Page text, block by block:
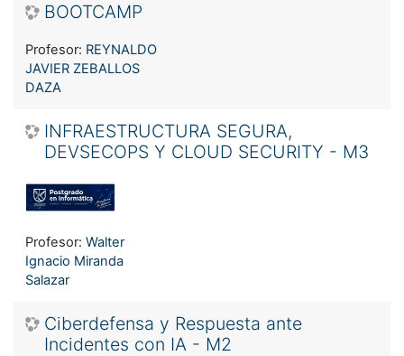
BOOTCAMP
Profesor: REYNALDO
JAVIER ZEBALLOS
DAZA
INFRAESTRUCTURA SEGURA,
DEVSECOPS Y CLOUD SECURITY - M3
Profesor: Walter
Ignacio Miranda
Salazar
Ciberdefensa y Respuesta ante
Incidentes con IA - M2